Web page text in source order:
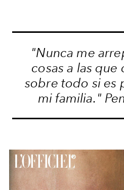
"Nunca me
cosas a las
sobre todo si es
mi familia."